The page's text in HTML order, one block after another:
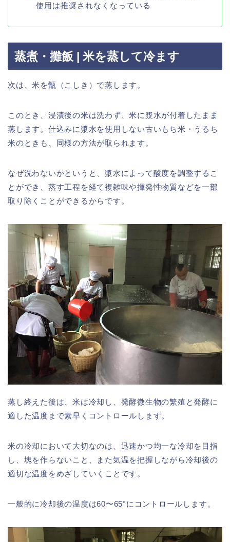
使用は推奨されなくなっている
蒸煮・攤飯 | 米を蒸して冷ます
次は、米を甑（こしき）で蒸します。
このとき、浸漬後の米は洗わず、米に漿水が付着したまま
蒸します。仕込みに漿水を使用しない古いもち米・うるち
米のときも、同様の方法が取られます。
なぜ洗わないかというと、漿水によって酸度を調整するこ
とができ、蒸す工程を経て複雑味や揮発性物質などを一部
取り除くことができるからです。
蒸し終えた後は、米は冷却し、発酵微生物の繁殖と発酵に
適した温度まで素早くコントロールします。
米の冷却において大切なのは、迅速かつ均一な冷却を目指
し、塊を作らないこと、また気温を把握しながら冷却後の
適切な温度をめざしていくことです。
一般的に冷却後の温度は60〜65°にコントロールします。